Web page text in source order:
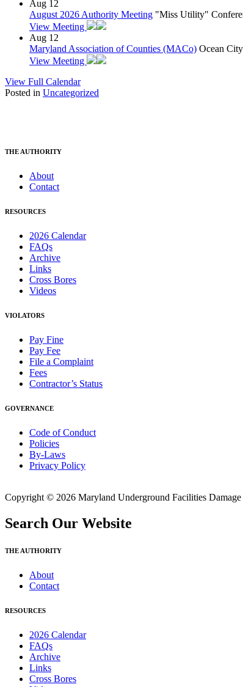
Aug 12
August 2026 Authority Meeting "Miss Utility"
View Meeting
Aug 12
Maryland Association of Counties (MACo) Ocean
View Meeting
View Full Calendar
Posted in Uncategorized
THE AUTHORITY
About
Contact
RESOURCES
2026 Calendar
FAQs
Archive
Links
Cross Bores
Videos
VIOLATORS
Pay Fine
Pay Fee
File a Complaint
Fees
Contractor’s Status
GOVERNANCE
Code of Conduct
Policies
By-Laws
Privacy Policy
Copyright © 2026 Maryland Underground Facilities
Search Our Website
THE AUTHORITY
About
Contact
RESOURCES
2026 Calendar
FAQs
Archive
Links
Cross Bores